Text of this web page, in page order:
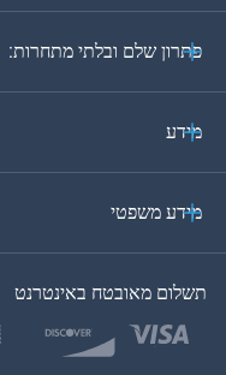
גרמנית
בטורקית
פולנית
פתרון שלם ובלתי מתחרות:
מידע
מידע משפטי
תשלום מאובטח באינטרנט